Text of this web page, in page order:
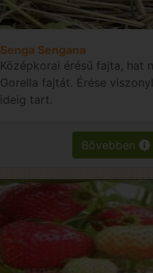
Senga Sengana
Középkorai érésű fajta, hat
Gorella fajtát. Érése
ideig tart.
Bővebben